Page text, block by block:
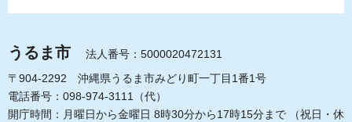
うるま市
法人番号：5000020472131
〒904-2292 沖縄県うるま市みどり町一丁目1番1号
電話番号：098-974-3111（代）
開庁時間：月曜日から金曜日 8時30分から17時15分まで
（祝日・休